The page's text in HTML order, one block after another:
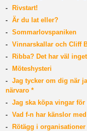
Rivstart!
Är du lat eller?
Sommarlovspaniken
Vinnarskallar och Cliff
Ribba? Det har väl
Möteshysteri
Jag tycker om dig när
närvaro *
Jag ska köpa vingar för
Vad f-n har känslor
Rötägg i organisationer